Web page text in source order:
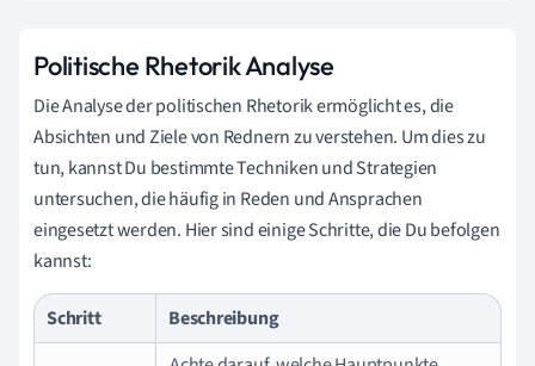
Politische Rhetorik Analyse
Die Analyse der politischen Rhetorik ermöglicht es, die
Absichten und Ziele von Rednern zu verstehen. Um dies zu
tun, kannst Du bestimmte Techniken und Strategien
untersuchen, die häufig in Reden und Ansprachen
eingesetzt werden. Hier sind einige Schritte, die Du befolgen
kannst:
Schritt
Beschreibung